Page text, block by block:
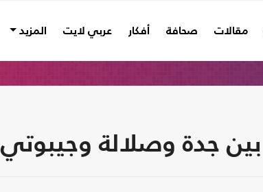
مقالات صحافة أفكار عربي لايت المزيد
جدة وصلالة وجيبوتي